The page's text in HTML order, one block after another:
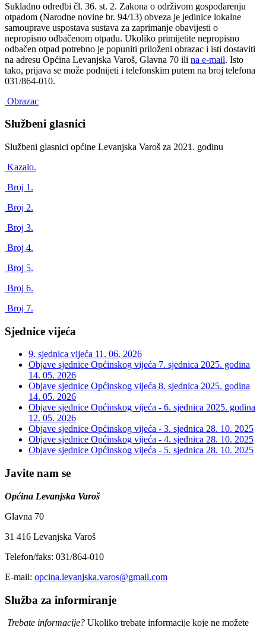
Sukladno odredbi čl. 36. st. 2. Zakona o održivom gospodarenju
otpadom (Narodne novine br. 94/13) obveza je jedinice lokalne
samouprave uspostava sustava za zaprimanje obavijesti o
nepropisno odbačenom otpadu. Ukoliko primijetite nepropisno
odbačen otpad potrebno je popuniti priloženi obrazac i isti dostaviti
na adresu Općina Levanjska Varoš, Glavna 70 ili na e-mail. Isto
tako, prijava se može podnijeti i telefonskim putem na broj telefona
031/864-010.
Obrazac
Službeni glasnici
Službeni glasnici općine Levanjska Varoš za 2021. godinu
Kazalo.
Broj 1.
Broj 2.
Broj 3.
Broj 4.
Broj 5.
Broj 6.
Broj 7.
Sjednice vijeća
9. sjednica vijeća 11. 06. 2026
Objave sjednice Općinskog vijeća 7. sjednica 2025. godina
14. 05. 2026
Objave sjednice Općinskog vijeća 8. sjednica 2025. godina
14. 05. 2026
Objave sjednice Općinskog vijeća - 6. sjednica 2025. godina
12. 05. 2026
Objave sjednice Općinskog vijeća - 3. sjednica 28. 10. 2025
Objave sjednice Općinskog vijeća - 4. sjednica 28. 10. 2025
Objave sjednice Općinskog vijeća - 5. sjednica 28. 10. 2025
Javite nam se
Općina Levanjska Varoš
Glavna 70
31 416 Levanjska Varoš
Telefon/faks: 031/864-010
E-mail: opcina.levanjska.varos@gmail.com
Služba za informiranje
Trebate informacije? Ukoliko trebate informacije koje ne možete